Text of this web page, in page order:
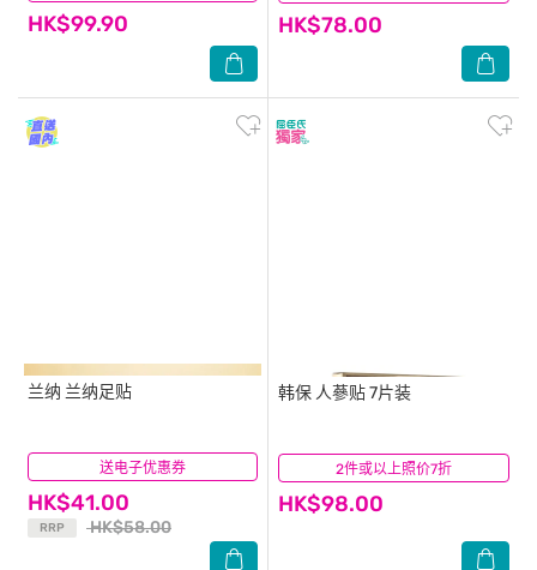
HK$99.90 HK$78.00
送电子优惠券
兰纳 兰纳足贴
HK$41.00
RRP HK$58.00
(11) 2件或以上照价7折
韩保 人蔘贴 7片装
HK$98.00
(12)